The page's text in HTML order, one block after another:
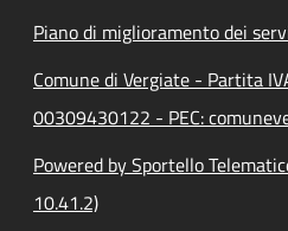
Piano di miglioramento dei
Comune di Vergiate - Partita
00309430122 - PEC:
Powered by Sportello
10.41.2)